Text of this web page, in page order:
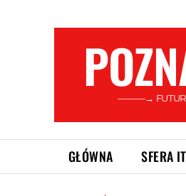
———→
GŁÓWNA SFERA IT